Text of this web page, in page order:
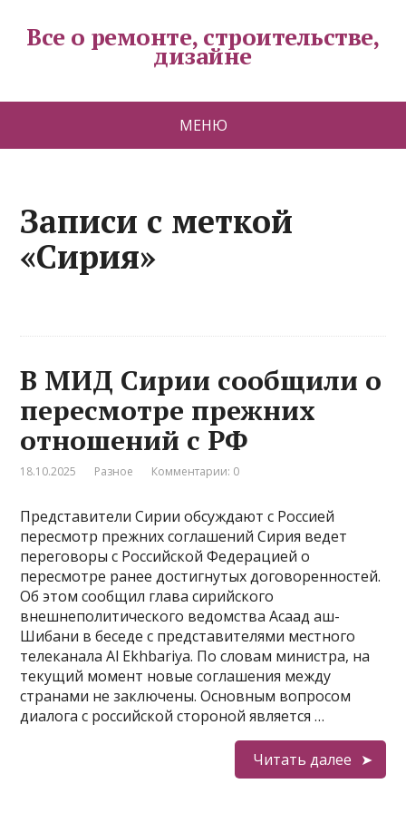
Все о ремонте, строительстве,
дизайне
МЕНЮ
Записи с меткой
«Сирия»
В МИД Сирии сообщили о
пересмотре прежних
отношений с РФ
18.10.2025 Разное Комментарии: 0
Представители Сирии обсуждают с Россией
пересмотр прежних соглашений Сирия ведет
переговоры с Российской Федерацией о
пересмотре ранее достигнутых договоренностей.
Об этом сообщил глава сирийского
внешнеполитического ведомства Асаад аш-
Шибани в беседе с представителями местного
телеканала Al Ekhbariya. По словам министра, на
текущий момент новые соглашения между
странами не заключены. Основным вопросом
диалога с российской стороной является …
Читать далее